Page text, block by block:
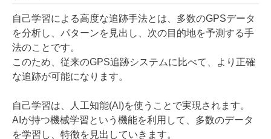
自己学習による高度な追跡手法とは、多数のGPSデータ
を分析し、パターンを見出し、次の目的地を予測する手
法のことです。
このため、従来のGPS追跡システムに比べて、より正確
な追跡が可能になります。
自己学習は、人工知能(AI)を使うことで実現されます。
AIが持つ機械学習という機能を利用して、多数のデータ
を学習し、特徴を見出していきます。